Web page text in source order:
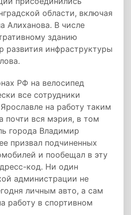
области, включая
Алиханова. В числе
зданию
развития инфраструктуры
РФ на велосипед
все сотрудники
на работу таким
почти вся мэрия, в том
города Владимир
призвал подчиненных
и пообещал в эту
код. Ни один
администрации не
личным авто, а cам
работу в спортивном